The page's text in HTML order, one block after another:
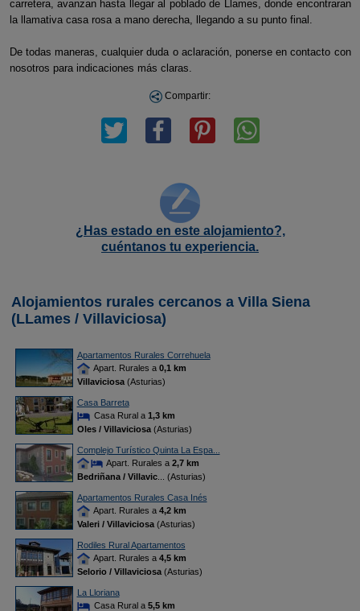
carretera, avanzan hasta llegar al poblado de Llames, donde encontraran
la llamativa casa rosa a mano derecha, llegando a su punto final.
De todas maneras, cualquier duda o aclaración, ponerse en contacto con
nosotros para indicaciones más claras.
Compartir:
¿Has estado en este alojamiento?,
cuéntanos tu experiencia.
Alojamientos rurales cercanos a Villa Siena
(LLames / Villaviciosa)
Apartamentos Rurales Correhuela
Apart. Rurales a 0,1 km
Villaviciosa(Asturias)
Casa Barreta
Casa Rural a 1,3 km
Oles / Villaviciosa(Asturias)
Complejo Turístico Quinta La Espa...
Apart. Rurales a 2,7 km
Bedriñana / Villavic... (Asturias)
Apartamentos Rurales Casa Inés
Apart. Rurales a 4,2 km
Valeri / Villaviciosa(Asturias)
Rodiles Rural Apartamentos
Apart. Rurales a 4,5 km
Selorio / Villaviciosa(Asturias)
La Lloriana
Casa Rural a 5,5 km